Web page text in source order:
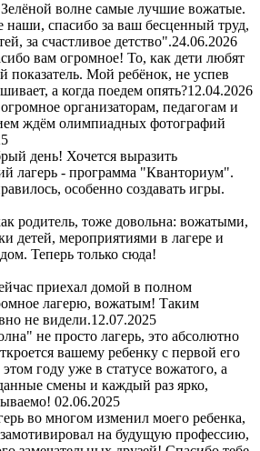
волне самые лучшие вожатые.
спасибо за ваш бесценный труд,
за счастливое детство".24.06.2026
вам огромное! То, как дети любят
показатель. Мой ребёнок, не успев
а когда поедем опять?12.04.2026
организаторам, педагогам и
ждём олимпиадных фотографий
день! Хочется выразить
лагерь - программа "Кванториум".
особенно создавать игры.
родитель, тоже довольна: вожатыми,
детей, мероприятиями в лагере и
Теперь только сюда!
приехал домой в полном
лагерю, вожатым! Таким
не видели.12.07.2025
не просто лагерь, это абсолютно
вашему ребенку с первой его
году уже в статусе вожатого, а
смены и каждый раз ярко,
02.06.2025
во многом изменил моего ребенка,
на будущую профессию,